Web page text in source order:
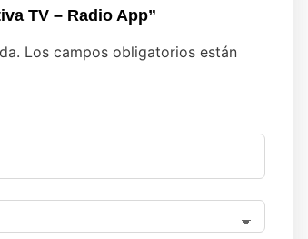
TV – Radio App”
Los campos obligatorios están